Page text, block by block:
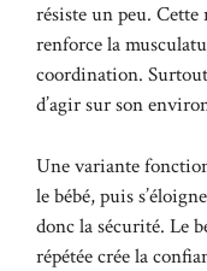
résiste un peu. Cette
renforce la
coordination.
d’agir sur son
Une variante
le bébé, puis
donc la sécurité. Le
répétée crée la